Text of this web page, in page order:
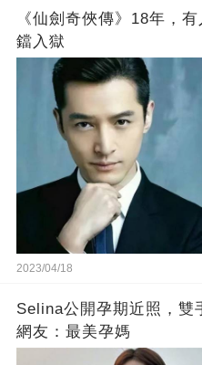
《仙劍奇俠傳》18年，
鐺入獄
2023/04/18
Selina公開孕期近照，雙
網友：最美孕媽